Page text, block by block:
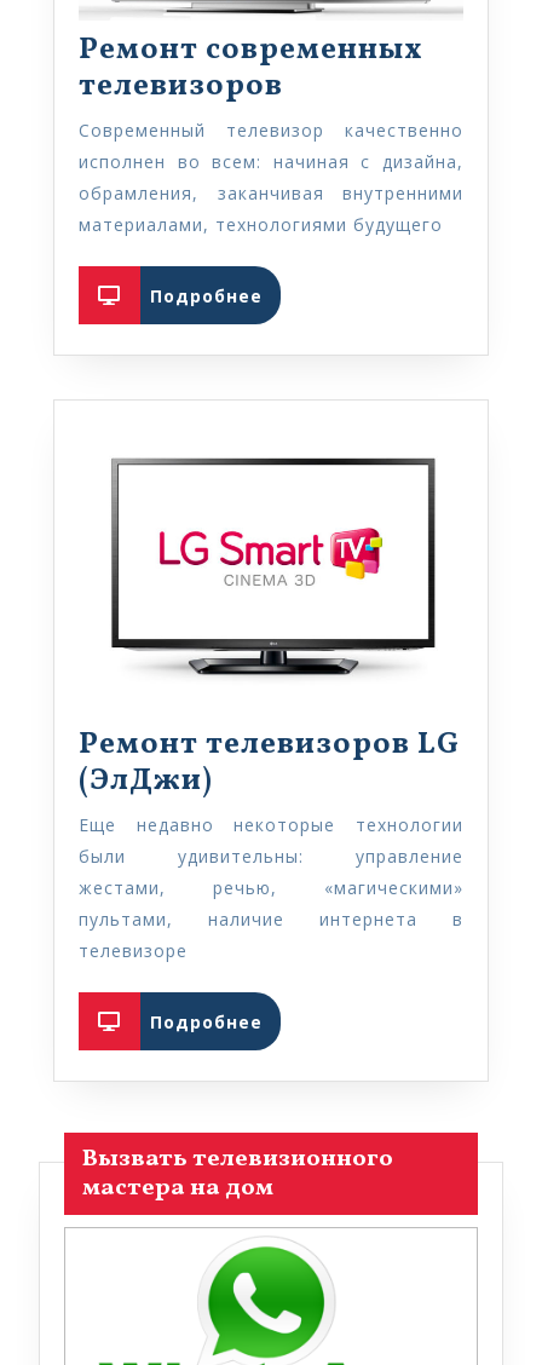
Ремонт современных
телевизоров
современных
телевизоров
Современный телевизор качественно
исполнен во всем: начиная с дизайна,
обрамления, заканчивая внутренними
материалами, технологиями будущего
Подробнее
Подробнее
Ремонт телевизоров LG
(ЭлДжи)
телевизоров
LG
(ЭлДжи)
Еще недавно некоторые технологии
были удивительны: управление
жестами, речью, «магическими»
пультами, наличие интернета в
телевизоре
Подробнее
Подробнее
Вызвать телевизионного
мастера на дом